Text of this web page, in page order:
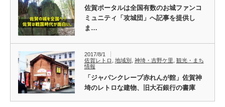
佐賀ポータルは全国有数のお城ファンコ
ミュニティ「攻城団」へ記事を提供し
ま…
2017/8/1
佐賀レトロ
地域別 神埼・吉野ケ里 観光・まち
情報
「ジャパンクレープ赤れんが館」佐賀神
埼のレトロな建物、旧大石銀行の書庫